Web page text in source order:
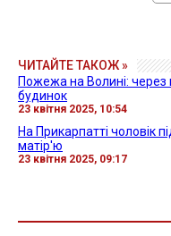
ЧИТАЙТЕ ТАКОЖ »
Пожежа на Волині: через
будинок
23 квітня 2025, 10:54
На Прикарпатті чоловік
матір'ю
23 квітня 2025, 09:17